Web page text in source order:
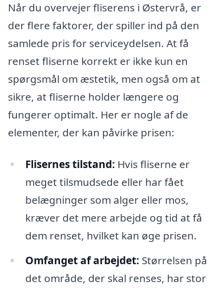
Når du overvejer fliserens i Østervrå, er
der flere faktorer, der spiller ind på den
samlede pris for serviceydelsen. At få
renset fliserne korrekt er ikke kun en
spørgsmål om æstetik, men også om at
sikre, at fliserne holder længere og
fungerer optimalt. Her er nogle af de
elementer, der kan påvirke prisen:
Flisernes tilstand: Hvis fliserne er
meget tilsmudsede eller har fået
belægninger som alger eller mos,
kræver det mere arbejde og tid at få
dem renset, hvilket kan øge prisen.
Omfanget af arbejdet: Størrelsen på
det område, der skal renses, har stor